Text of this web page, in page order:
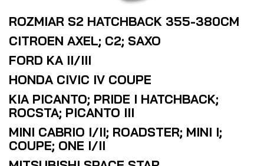
ROZMIAR S2 HATCHBACK 355-380CM
CITROEN AXEL; C2; SAXO
FORD KA II/III
HONDA CIVIC IV COUPE
KIA PICANTO; PRIDE I HATCHBACK;
ROCSTA; PICANTO III
MINI CABRIO I/II; ROADSTER; MINI I;
COUPE; ONE I/II